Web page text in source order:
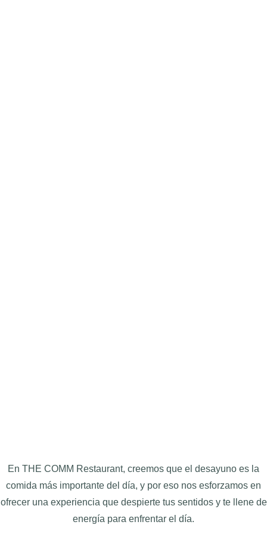
En THE COMM Restaurant, creemos que el desayuno es la
comida más importante del día, y por eso nos esforzamos en
ofrecer una experiencia que despierte tus sentidos y te llene de
energía para enfrentar el día.